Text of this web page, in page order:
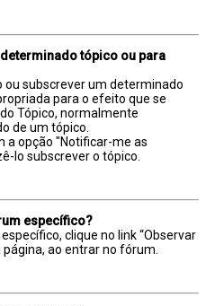
tópico ou para
subscrever um determinado
para o efeito que se
Tópico, normalmente
de um tópico.
a opção "Notificar-me as
lo subscrever o tópico.
específico?
clique no link “Observar
página, ao entrar no fórum.